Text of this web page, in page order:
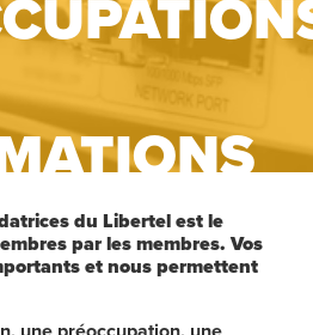
du Libertel est le
par les membres. Vos
et nous permettent